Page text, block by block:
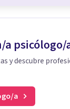
psicólogo/
y descubre
a